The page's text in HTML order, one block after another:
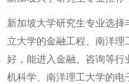
新加坡大学研究生专业选择
立大学的金融工程、南洋
好，能进入金融、咨询等
机科学、南洋理工大学的电